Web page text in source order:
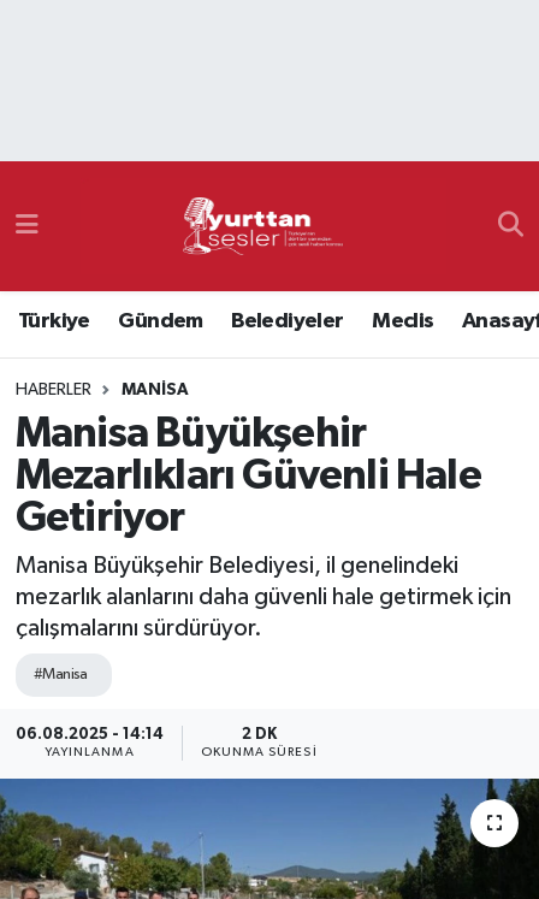
Türkiye Gündem Belediyeler Meclis
HABERLER MANISA
Manisa Büyükşehir
Mezarlıkları Güvenli Hale
Getiriyor
Manisa Büyükşehir Belediyesi, il genelindeki
mezarlık alanlarını daha güvenli hale getirmek için
çalışmalarını sürdürüyor.
#Manisa
06.08.2025 - 14:14
YAYINLANMA
2 DK
OKUNMA SÜRESI
Namaz Vakitleri
Süper Lig Puan Durumu ve Fikstür
Tüm Manşetler
Son Dakika Haberleri
Haber Arşivi